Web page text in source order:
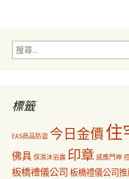
覽
搜
尋
標籤
EAS商品防盜 今日金價住
佛具 保濕沐浴露 印章 感應門神
板橋禮儀公司 板橋禮儀公司推